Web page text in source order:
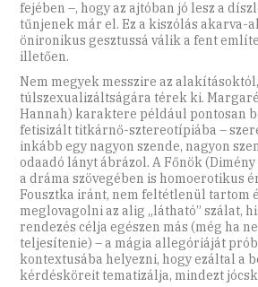
fejében –, hogy az ajtóban jó lesz a
tűnjenek már el. Ez a kiszólás akarva-
önironikus gesztussá válik a fent
illetően.
Nem megyek messzire az
túlszexualizáltságára térek ki.
Hannah) karaktere például pontosan
fetisizált titkárnő-sztereotípiába –
inkább egy nagyon szende, nagyon
odaadó lányt ábrázol. A Főnök
a dráma szövegében is homoerotikus
Fousztka iránt, nem feltétlenül tartom
meglovagolni az alig „látható” szálat,
rendezés célja egészen más (még ha
teljesítenie) – a mágia allegóriáját
kontextusába helyezni, hogy ezáltal a
kérdésköreit tematizálja, mindezt